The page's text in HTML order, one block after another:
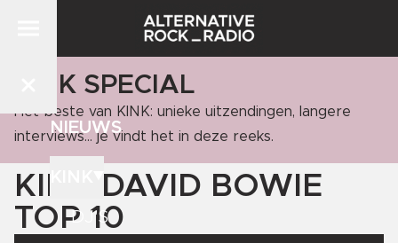
NIEUWS
DJ'S
KINK SPECIAL
Het beste van KINK: unieke uitzendingen, langere
interviews... je vindt het in deze reeks.
KINK DAVID BOWIE
TOP 10